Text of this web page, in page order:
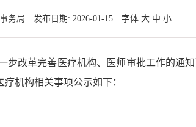
务局 发布日期: 2026-01-15 字体 大 中 小
改革完善医疗机构、医师审批工作的通
机构相关事项公示如下：